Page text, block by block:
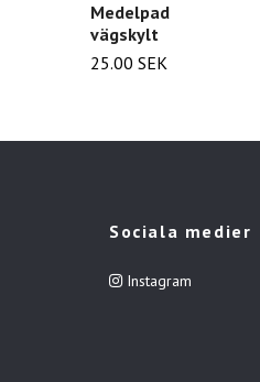
Medelpad
vägskylt
25.00 SEK
Sociala medier
Instagram